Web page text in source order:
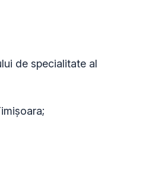
de specialitate al